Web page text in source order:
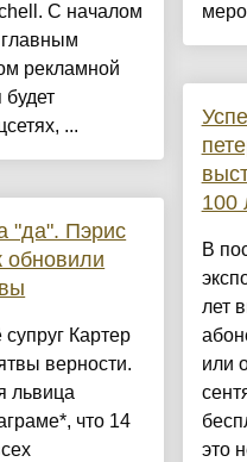
С началом
главным
рекламной
будет
...
"да". Пэрис
обновили
Картер
верности.
львица
что 14
100
В
лет
или
это